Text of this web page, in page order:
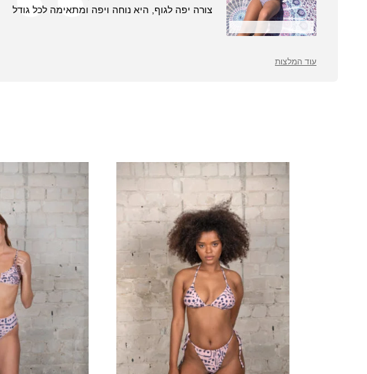
צורה יפה לגוף, היא נוחה ויפה ומתאימה לכל גודל
עוד המלצות